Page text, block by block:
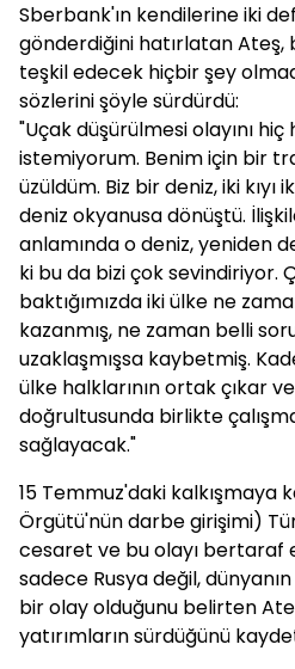
Sberbank'ın kendilerine iki
gönderdiğini hatırlatan
teşkil edecek hiçbir şey
sözlerini şöyle sürdürdü:
"Uçak düşürülmesi olayını
istemiyorum. Benim için bir
üzüldüm. Biz bir deniz, iki
deniz okyanusa dönüştü.
anlamında o deniz, yeniden
ki bu da bizi çok sevindiriyor.
baktığımızda iki ülke ne
kazanmış, ne zaman belli
uzaklaşmışsa kaybetmiş.
ülke halklarının ortak çıkar
doğrultusunda birlikte
sağlayacak."
15 Temmuz'daki kalkışmaya
Örgütü'nün darbe girişimi)
cesaret ve bu olayı bertaraf
sadece Rusya değil,
bir olay olduğunu belirten
yatırımların sürdüğünü